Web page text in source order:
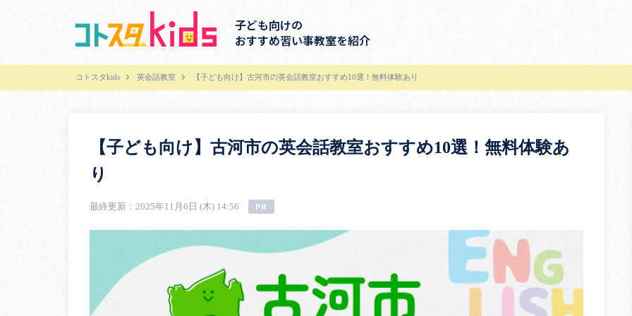
子ども向けの
おすすめ習い事教室を紹介
コトスタkids 英会話教室 【子ども向け】古河市の英会話教室おすすめ10選！無料体験あり
【子ども向け】古河市の英会話教室おすすめ10選！無料体験あ
り
最終更新：2025年11月6日 (木) 14:56 PR